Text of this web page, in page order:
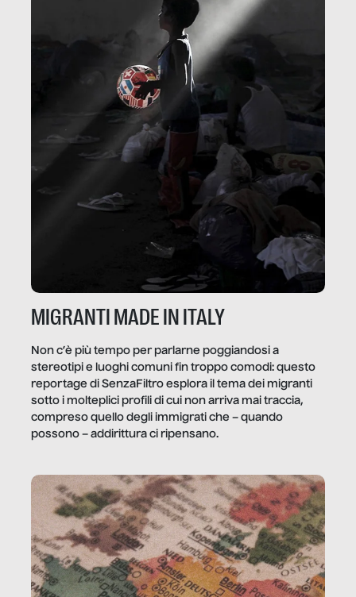
MIGRANTI MADE IN ITALY
Non c’è più tempo per parlarne poggiandosi a
stereotipi e luoghi comuni fin troppo comodi: questo
reportage di SenzaFiltro esplora il tema dei migranti
sotto i molteplici profili di cui non arriva mai traccia,
compreso quello degli immigrati che – quando
possono – addirittura ci ripensano.